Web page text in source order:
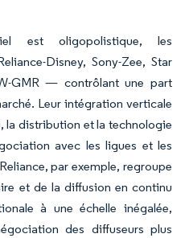
est oligopolistique, les
Disney, Sony-Zee, Star
GMR — contrôlant une part
Leur intégration verticale
la distribution et la technologie
avec les ligues et les
par exemple, regroupe
et de la diffusion en continu
à une échelle inégalée,
des diffuseurs plus